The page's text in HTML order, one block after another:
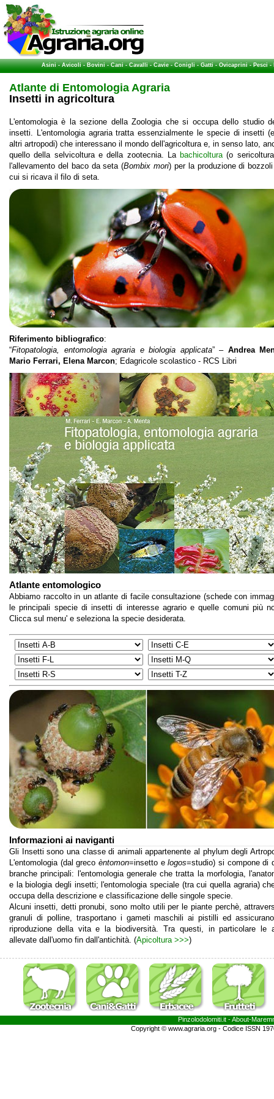
Asini-Avicoli-Bovini-Cani-Cavalli-Cavie-Conigli-Gatti-Ovicaprini-Pesci-
Atlante di Entomologia Agraria
Insetti in agricoltura
L'entomologia è la sezione della Zoologia che si occupa dello studio
insetti. L'entomologia agraria tratta essenzialmente le specie di insetti
altri artropodi) che interessano il mondo dell'agricoltura e, in senso lato,
quello della selvicoltura e della zootecnia. La bachicoltura(o
l'allevamento del baco da seta (Bombix mori) per la produzione di
cui si ricava il filo di seta.
Riferimento bibliografico:
“Fitopatologia, entomologia agraria e biologia applicata” – Andrea
Mario Ferrari, Elena Marcon; Edagricole scolastico - RCS Libri
Atlante entomologico
Abbiamo raccolto in un atlante di facile consultazione (schede con
le principali specie di insetti di interesse agrario e quelle comuni più
Clicca sul menu' e seleziona la specie desiderata.
Informazioni ai naviganti
Gli Insetti sono una classe di animali appartenente al phylum degli
L'entomologia (dal greco èntomon=insetto elogos=studio) si compone di
branche principali: l'entomologia generale che tratta la morfologia,
e la biologia degli insetti; l'entomologia speciale (tra cui quella agraria)
occupa della descrizione e classificazione delle singole specie.
Alcuni insetti, detti pronubi, sono molto utili per le piante perchè,
granuli di polline, trasportano i gameti maschili ai pistilli ed
riproduzione della vita e la biodiversità. Tra questi, in particolare le
allevate dall'uomo fin dall'antichità. (Apicoltura >>>)
Pinzolodolomiti.it - About-
Copyright © www.agraria.org - Codice ISSN